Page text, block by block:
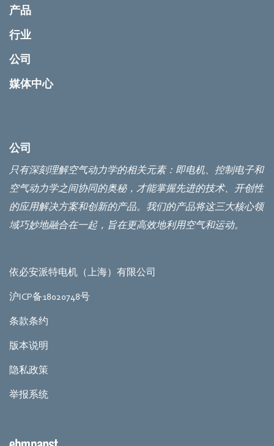
产品
行业
公司
媒体中心
公司
只有深刻理解空气动力学的相关元素：即电机、控制电子和
空气动力学之间协同的奥秘，才能掌握先进的技术、开创性
的应用解决方案和创新的产品。我们的产品将这三大核心领
域巧妙地融合在一起，旨在更高效地利用空气和运动。
依必安派特电机（上海）有限公司
沪ICP备18020748号
条款条约
版本说明
隐私政策
举报系统